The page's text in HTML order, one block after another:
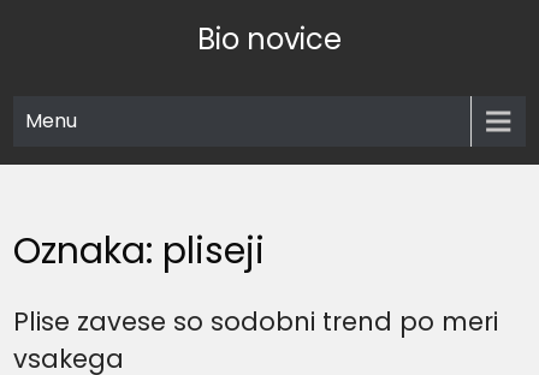
Bio novice
Menu
Oznaka: pliseji
Plise zavese so sodobni trend po meri
vsakega